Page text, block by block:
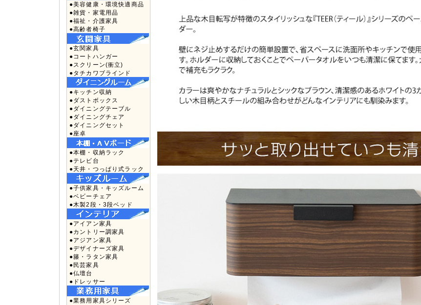
●美容健康・環境快適商品
●雑貨・家電用品
●福祉・介護家具
●高齢者椅子
●玄関家具
●コートハンガー
●スクリーン(衝立)
●タチカワブラインド
●キッチン収納
●ダストボックス
●ダイニングテーブル
●ダイニングチェア
●ダイニングセット
●座卓
●本棚・収納ラック
●テレビ台
●天井・つっぱり式ラック
●子供家具・キッズルーム
●ベビーチェア
●木製2段・3段ベッド
●アイアン家具
●カントリー調家具
●アジアン家具
●デザイナーズ家具
●籐・ラタン家具
●民芸家具
●仏壇台
●ドレッサー
●業務用家具シリーズ